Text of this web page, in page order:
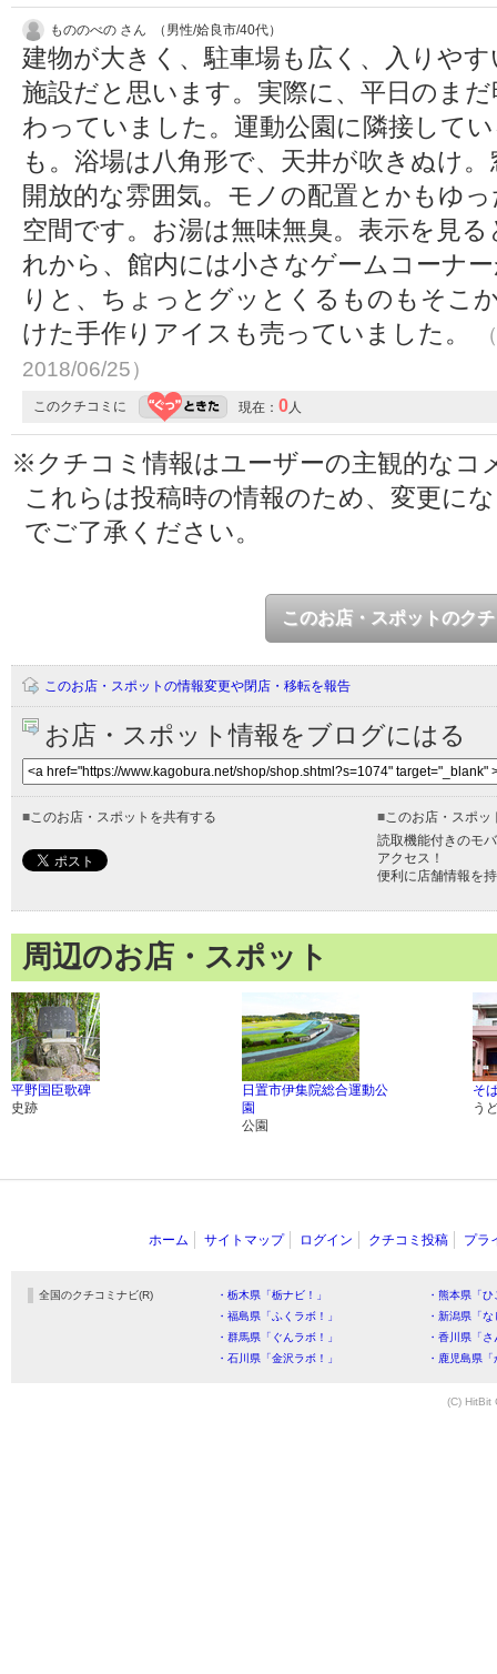
もののべの さん （男性/姶良市/40代）
建物が大きく、駐車場も広く、入りや
施設だと思います。実際に、平日のま
わっていました。運動公園に隣接して
も。浴場は八角形で、天井が吹きぬけ
開放的な雰囲気。モノの配置とかもゆ
空間です。お湯は無味無臭。表示を見
れから、館内には小さなゲームコーナ
りと、ちょっとグッとくるものもそこ
けた手作りアイスも売っていました。
2018/06/25）
このクチコミに 現在： 0人
※クチコミ情報はユーザーの主観的なコ
これらは投稿時の情報のため、変更に
でご了承ください。
このお店・スポットのク
このお店・スポットの情報変更や閉店・移転を報告
お店・スポット情報をブログにはる
■このお店・スポットを共有する ■このお店・スポッ
読取機能付きのモ
アクセス！
便利に店舗情報を
周辺のお店・スポット
平野国臣歌碑
史跡
日置市伊集院総合運動公
園
公園
そ
う
ホーム サイトマップ ログイン クチコミ投稿 プラ
全国のクチコミナビ(R) ・栃木県「栃ナビ！」
・熊本県「
・福島県「ふくラボ！」
・新潟県「
・群馬県「ぐんラボ！」
・香川県「
・石川県「金沢ラボ！」
・鹿児島県
(C) HitBit